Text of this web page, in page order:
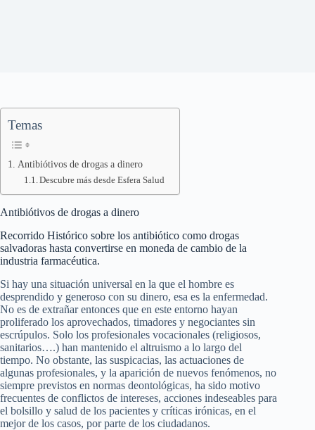
Temas
Antibiótivos de drogas a dinero
Descubre más desde Esfera Salud
Antibiótivos de drogas a dinero
Recorrido Histórico sobre los antibiótico como drogas
salvadoras hasta convertirse en moneda de cambio de la
industria farmacéutica.
Si hay una situación universal en la que el hombre es
desprendido y generoso con su dinero, esa es la enfermedad.
No es de extrañar entonces que en este entorno hayan
proliferado los aprovechados, timadores y negociantes sin
escrúpulos. Solo los profesionales vocacionales (religiosos,
sanitarios….) han mantenido el altruismo a lo largo del
tiempo. No obstante, las suspicacias, las actuaciones de
algunas profesionales, y la aparición de nuevos fenómenos, no
siempre previstos en normas deontológicas, ha sido motivo
frecuentes de conflictos de intereses, acciones indeseables para
el bolsillo y salud de los pacientes y críticas irónicas, en el
mejor de los casos, por parte de los ciudadanos.